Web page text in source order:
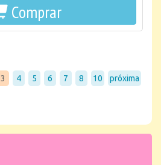
Comprar
3 4 5 6 7 8 10 próxima